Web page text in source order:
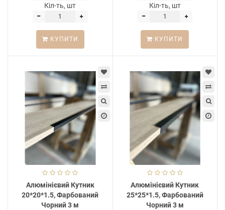
Кіл-ть, шт
КУПИТИ
Кіл-ть, шт
КУПИТИ
Алюмінієвий Кутник
20*20*1.5, Фарбований
Чорний 3 м
Алюмінієвий Кутник
25*25*1.5, Фарбований
Чорний 3 м